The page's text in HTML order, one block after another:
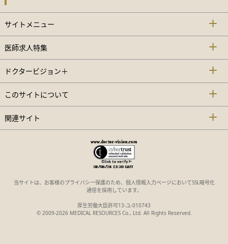
サイトメニュー
医師求人特集
ドクタービジョン＋
このサイトについて
関連サイト
当サイトは、お客様のプライバシー保護のため、個人情報入力ページにおいてSSL暗号化
通信を採用しています。
厚生労働大臣許可13-ユ-010743
© 2009-2026 MEDICAL RESOURCES Co., Ltd. All Rights Reserved.